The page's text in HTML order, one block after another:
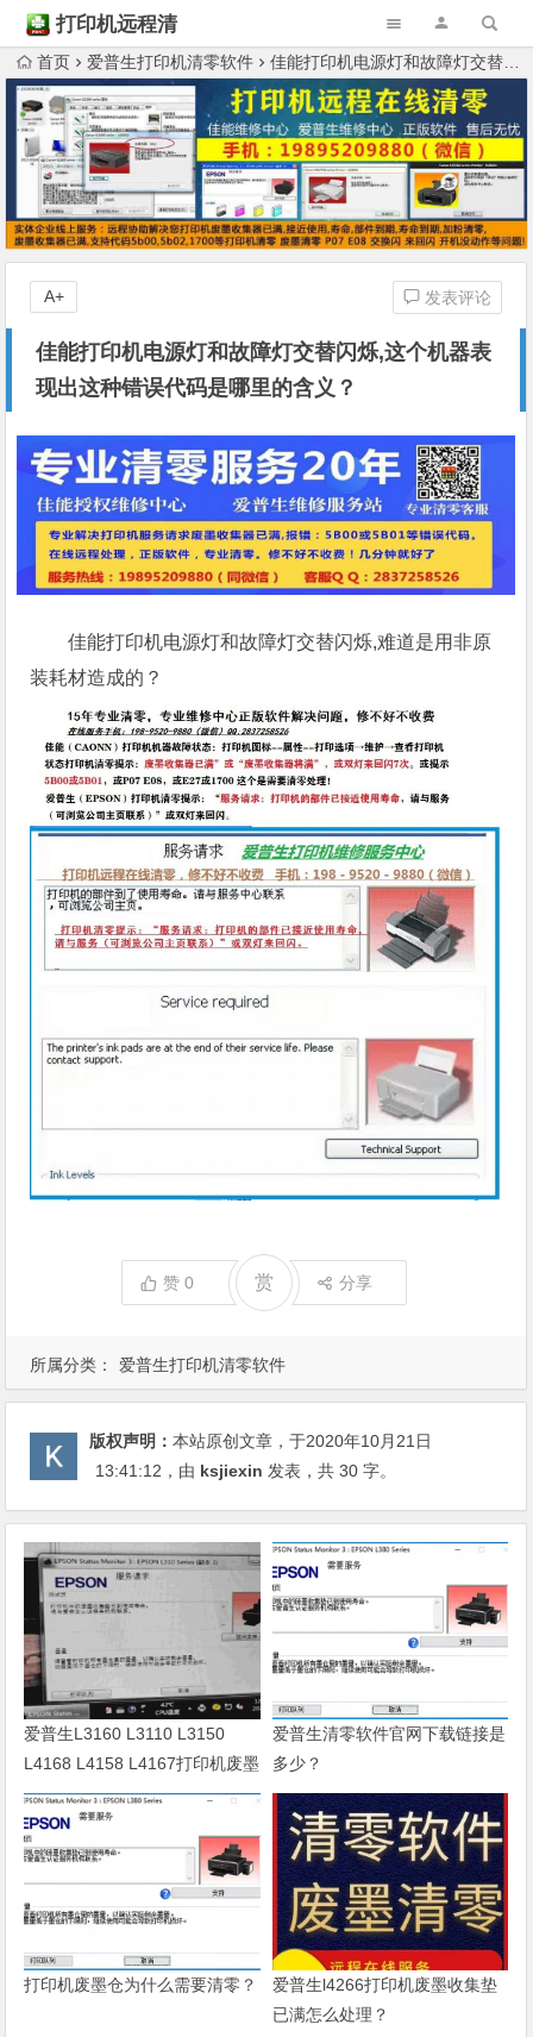
打印机远程清
零首页 爱普生打印机清零软件 佳能打印机电源灯和故障灯交替闪烁,这个机器表现出这种错误代码是哪里的含义？
佳能打印机电源灯和故障灯交替闪烁,这个机器表
现出这种错误代码是哪里的含义？
发表评论
A+
所属分类： 爱普生打印机清零软件
佳能打印机电源灯和故障灯交替闪烁,难道是用非原
装耗材造成的？
赞0 赏 分享
版权声明：本站原创文章，于2020年10月21日
13:41:12 ，由 ksjiexin 发表，共 30 字。
爱普生L3160 L3110 L3150
L4168 L4158 L4167打印机废墨
清零软件
爱普生清零软件官网下载链接是
多少？
打印机废墨仓为什么需要清零？
爱普生l4266打印机废墨收集垫
已满怎么处理？